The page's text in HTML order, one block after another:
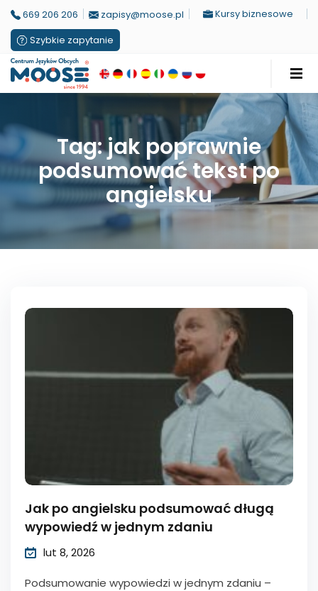
669 206 206 zapisy@moose.pl
Kursy biznesowe
Szybkie zapytanie
Tag: jak poprawnie
podsumować tekst po
angielsku
Jak po angielsku podsumować długą
wypowiedź w jednym zdaniu
lut 8, 2026
Podsumowanie wypowiedzi w jednym zdaniu –